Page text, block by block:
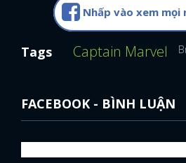
Nhấp vào xem mọi
Tags Captain Marvel
FACEBOOK - BÌNH LUẬN